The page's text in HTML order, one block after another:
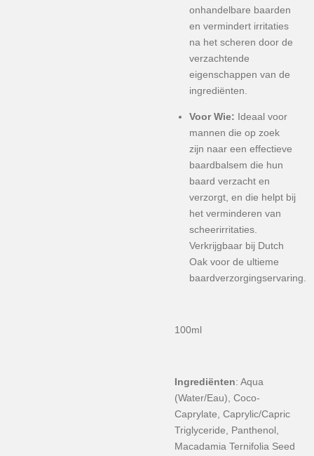
onhandelbare baarden
en vermindert irritaties
na het scheren door de
verzachtende
eigenschappen van de
ingrediënten.
Voor Wie: Ideaal voor
mannen die op zoek
zijn naar een effectieve
baardbalsem die hun
baard verzacht en
verzorgt, en die helpt bij
het verminderen van
scheerirritaties.
Verkrijgbaar bij Dutch
Oak voor de ultieme
baardverzorgingservaring.
100ml
Ingrediënten: Aqua
(Water/Eau), Coco-
Caprylate, Caprylic/Capric
Triglyceride, Panthenol,
Macadamia Ternifolia Seed